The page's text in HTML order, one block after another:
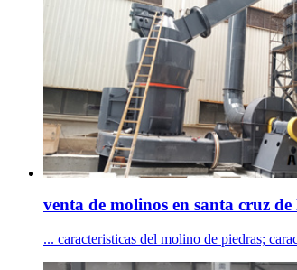
venta de molinos en santa cruz de
... caracteristicas del molino de piedras;